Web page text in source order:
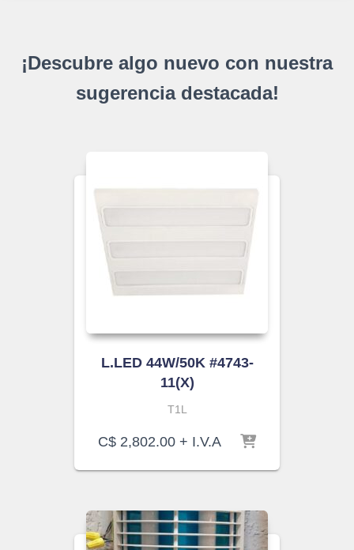
¡Descubre algo nuevo con nuestra
sugerencia destacada!
L.LED 44W/50K #4743-
11(X)
T1L
C$ 2,802.00 + I.V.A